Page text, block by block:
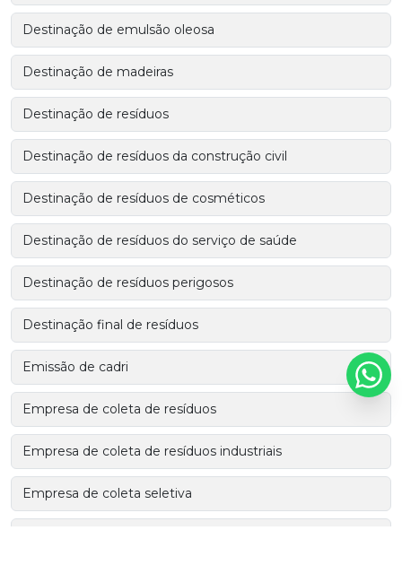
Destinação de emulsão oleosa
Destinação de madeiras
Destinação de resíduos
Destinação de resíduos da construção civil
Destinação de resíduos de cosméticos
Destinação de resíduos do serviço de saúde
Destinação de resíduos perigosos
Destinação final de resíduos
Emissão de cadri
Empresa de coleta de resíduos
Empresa de coleta de resíduos industriais
Empresa de coleta seletiva